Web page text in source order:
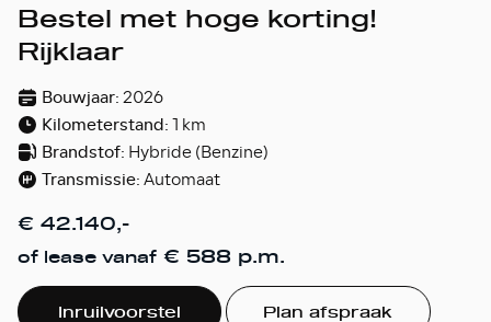
Bestel met hoge korting!
Rijklaar
Bouwjaar:2026
Kilometerstand:1 km
Brandstof: Hybride (Benzine)
Transmissie:Automaat
€ 42.140,-
of lease vanaf € 588 p.m.
Inruilvoorstel Plan afspraak